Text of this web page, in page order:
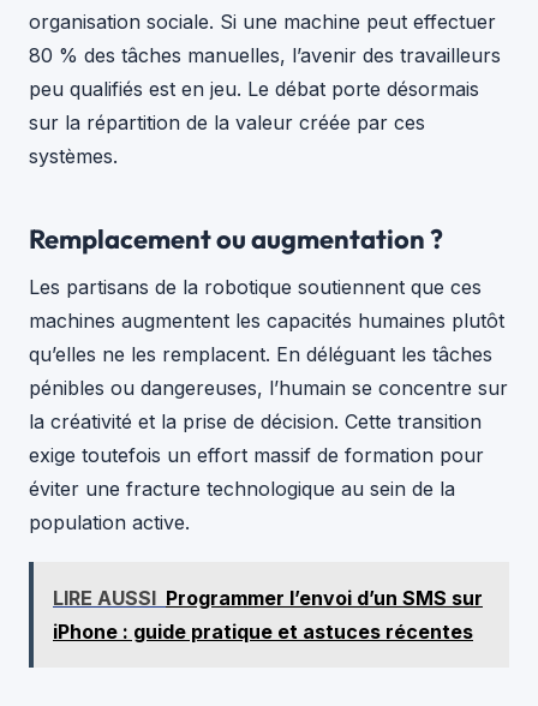
organisation sociale. Si une machine peut effectuer
80 % des tâches manuelles, l’avenir des travailleurs
peu qualifiés est en jeu. Le débat porte désormais
sur la répartition de la valeur créée par ces
systèmes.
Remplacement ou augmentation ?
Les partisans de la robotique soutiennent que ces
machines augmentent les capacités humaines plutôt
qu’elles ne les remplacent. En déléguant les tâches
pénibles ou dangereuses, l’humain se concentre sur
la créativité et la prise de décision. Cette transition
exige toutefois un effort massif de formation pour
éviter une fracture technologique au sein de la
population active.
LIRE AUSSI Programmer l’envoi d’un SMS sur
iPhone : guide pratique et astuces récentes